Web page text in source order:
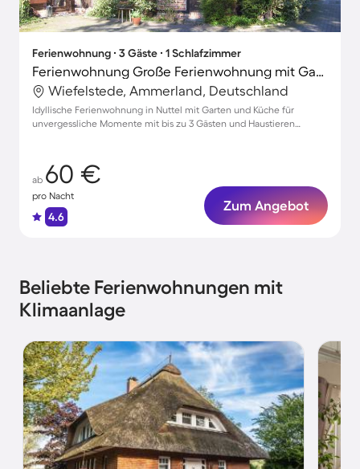
Ferienwohnung ∙ 3 Gäste ∙ 1 Schlafzimmer
Ferienwohnung Große Ferienwohnung mit Garten, Grill und Terrasse
Wiefelstede, Ammerland, Deutschland
Idyllische Ferienwohnung in Nuttel mit Garten und Küche für
unvergessliche Momente mit bis zu 3 Gästen und Haustieren
ab 60 €
pro Nacht
4.6
Zum Angebot
Beliebte Ferienwohnungen mit
Klimaanlage